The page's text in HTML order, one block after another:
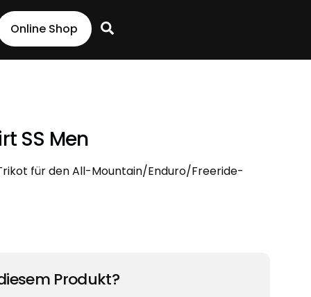
Search
Online Shop
SS Men
für den All-Mountain/Enduro/Freeride-
Produkt?